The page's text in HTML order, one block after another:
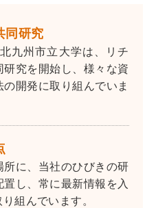
同研究
九州市立大学は、リチ
究を開始し、様々な資
開発に取り組んでいま
に、当社のひびきの研
し、常に最新情報を入
組んでいます。